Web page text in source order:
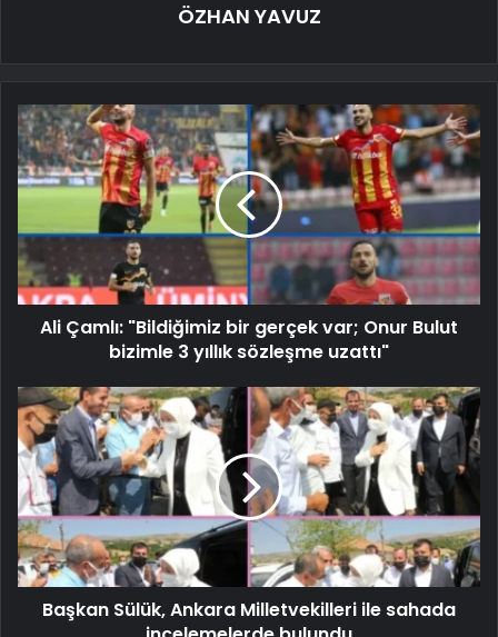
ÖZHAN YAVUZ
Ali Çamlı: "Bildiğimiz bir gerçek var; Onur Bulut
bizimle 3 yıllık sözleşme uzattı"
Başkan Sülük, Ankara Milletvekilleri ile sahada